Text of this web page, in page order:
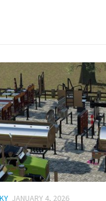
JANUARY 4, 2026